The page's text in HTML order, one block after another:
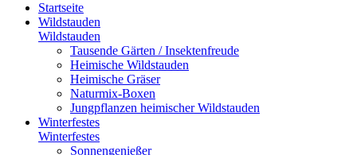
Startseite
Wildstauden
Wildstauden
Tausende Gärten / Insektenfreude
Heimische Wildstauden
Heimische Gräser
Naturmix-Boxen
Jungpflanzen heimischer Wildstauden
Winterfestes
Winterfestes
Sonnengenießer